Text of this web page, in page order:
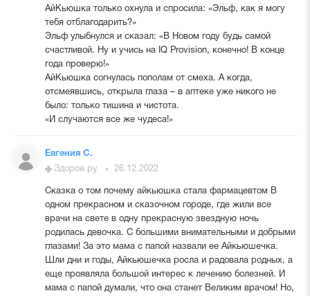
АйКьюшка только охнула и спросила: «Эльф, как я могу
тебя отблагодарить?»
Эльф улыбнулся и сказал: «В Новом году будь самой
счастливой. Ну и учись на IQ Provision, конечно! В конце
года проверю!»
АйКьюшка согнулась пополам от смеха. А когда,
отсмеявшись, открыла глаза – в аптеке уже никого не
было: только тишина и чистота.
«И случаются все же чудеса!»
Евгения С.
Здоров.ру
26.12.2022
Сказка о том почему айкьюшка стала фармацевтом В
одном прекрасном и сказочном городе, где жили все
врачи на свете в одну прекрасную звездную ночь
родилась девочка. С большими внимательными и добрыми
глазами! За это мама с папой назвали ее Айкьюшечка.
Шли дни и годы, Айкьюшечка росла и радовала родных, а
еще проявляла большой интерес к лечению болезней. И
мама с папой думали, что она станет Великим врачом! Но,